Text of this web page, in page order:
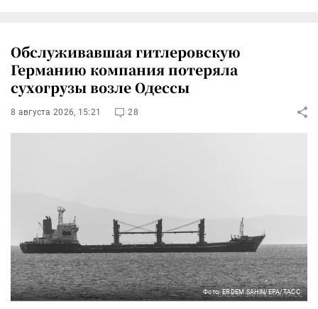
Обслуживавшая гитлеровскую
Германию компания потеряла
сухогрузы возле Одессы
8 августа 2026, 15:21 28
Фото: ERDEM SAHIN/EPA/ТАСС